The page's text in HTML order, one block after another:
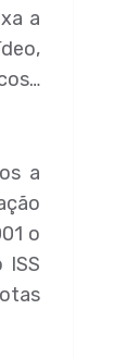
a
a
o
ISS